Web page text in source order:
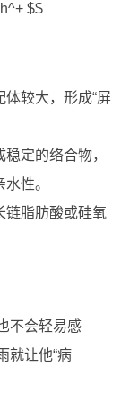
$$
较大，形成“屏
定的络合物，
性。
链脂肪酸或硅氧
不会轻易感
就让他“病